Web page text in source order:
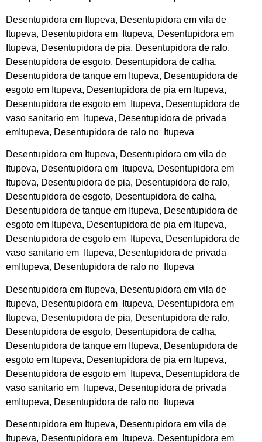
Desentupidora em Itupeva, Desentupidora em vila de
Itupeva, Desentupidora em Itupeva, Desentupidora em
Itupeva, Desentupidora de pia, Desentupidora de ralo,
Desentupidora de esgoto, Desentupidora de calha,
Desentupidora de tanque em Itupeva, Desentupidora de
esgoto em Itupeva, Desentupidora de pia em Itupeva,
Desentupidora de esgoto em Itupeva, Desentupidora de
vaso sanitario em Itupeva, Desentupidora de privada
emItupeva, Desentupidora de ralo no Itupeva
Desentupidora em Itupeva, Desentupidora em vila de
Itupeva, Desentupidora em Itupeva, Desentupidora em
Itupeva, Desentupidora de pia, Desentupidora de ralo,
Desentupidora de esgoto, Desentupidora de calha,
Desentupidora de tanque em Itupeva, Desentupidora de
esgoto em Itupeva, Desentupidora de pia em Itupeva,
Desentupidora de esgoto em Itupeva, Desentupidora de
vaso sanitario em Itupeva, Desentupidora de privada
emItupeva, Desentupidora de ralo no Itupeva
Desentupidora em Itupeva, Desentupidora em vila de
Itupeva, Desentupidora em Itupeva, Desentupidora em
Itupeva, Desentupidora de pia, Desentupidora de ralo,
Desentupidora de esgoto, Desentupidora de calha,
Desentupidora de tanque em Itupeva, Desentupidora de
esgoto em Itupeva, Desentupidora de pia em Itupeva,
Desentupidora de esgoto em Itupeva, Desentupidora de
vaso sanitario em Itupeva, Desentupidora de privada
emItupeva, Desentupidora de ralo no Itupeva
Desentupidora em Itupeva, Desentupidora em vila de
Itupeva, Desentupidora em Itupeva, Desentupidora em